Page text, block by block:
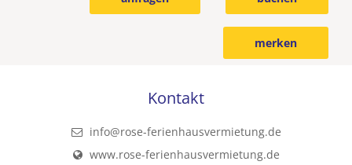
merken
Kontakt
info@rose-ferienhausvermietung.de
www.rose-ferienhausvermietung.de